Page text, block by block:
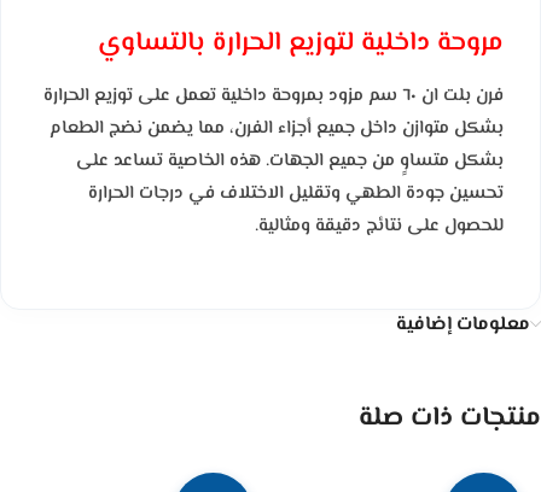
مروحة داخلية لتوزيع الحرارة بالتساوي
فرن بلت ان ٦٠ سم مزود بمروحة داخلية تعمل على توزيع الحرارة
بشكل متوازن داخل جميع أجزاء الفرن، مما يضمن نضج الطعام
بشكل متساوٍ من جميع الجهات. هذه الخاصية تساعد على
تحسين جودة الطهي وتقليل الاختلاف في درجات الحرارة
للحصول على نتائج دقيقة ومثالية.
معلومات إضافية
منتجات ذات صلة